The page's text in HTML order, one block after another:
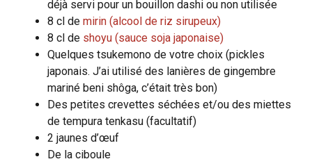
déjà servi pour un bouillon dashi ou non utilisée
8 cl de mirin (alcool de riz sirupeux)
8 cl de shoyu (sauce soja japonaise)
Quelques tsukemono de votre choix (pickles
japonais. J’ai utilisé des lanières de gingembre
mariné beni shôga, c’était très bon)
Des petites crevettes séchées et/ou des miettes
de tempura tenkasu (facultatif)
2 jaunes d’œuf
De la ciboule